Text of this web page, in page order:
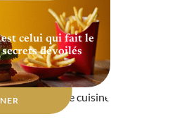
celui qui fait le
dévoilés